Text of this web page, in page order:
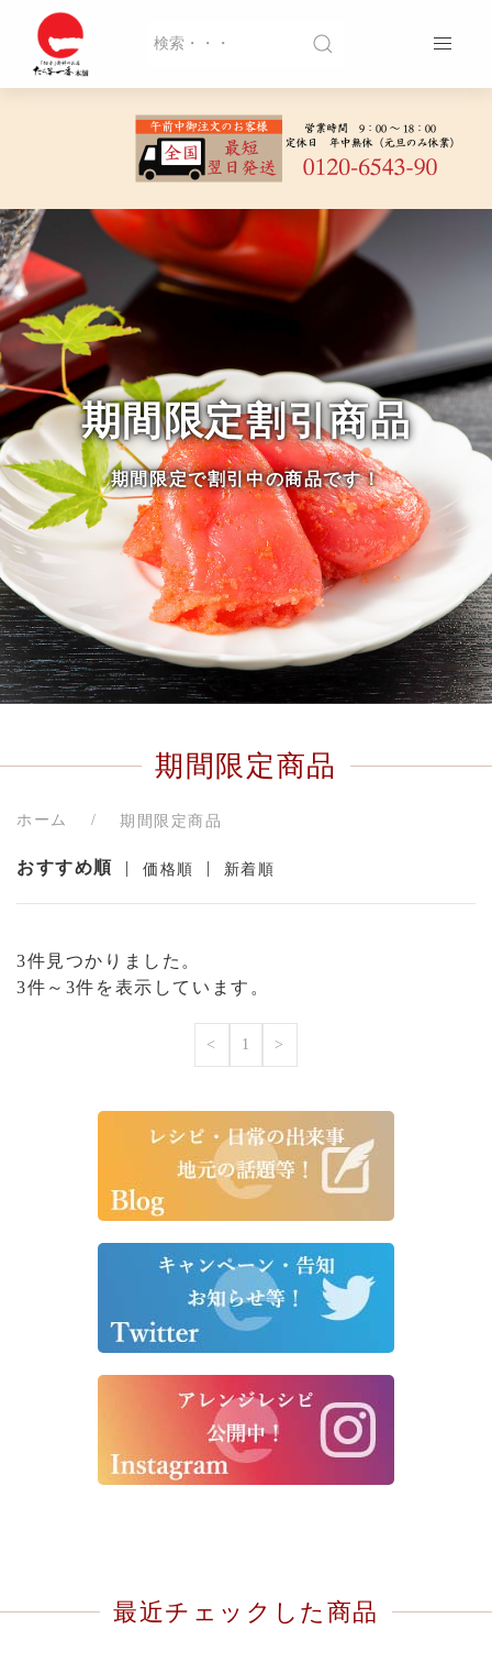
期間限定割引商品
期間限定で割引中の商品です！
期間限定商品
ホーム 期間限定商品
おすすめ順 | 価格順 | 新着順
3件見つかりました。
3件～3件を表示しています。
< 1 >
最近チェックした商品